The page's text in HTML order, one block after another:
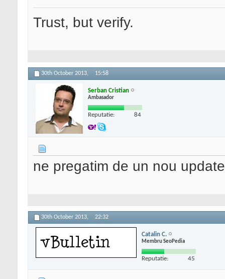
Trust, but verify.
30th October 2013, 15:58
Serban Cristian
Ambasador
Reputatie: 84
ne pregatim de un nou
30th October 2013, 22:32
Catalin C.
Membru SeoPedia
Reputatie: 45